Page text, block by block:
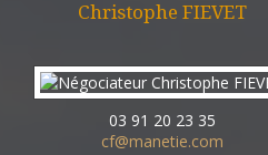
Christophe FIEVET
03 91 20 23 35
cf@manetie.com